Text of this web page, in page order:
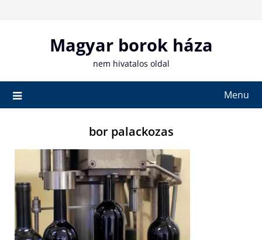
Magyar borok háza
nem hivatalos oldal
Menu
bor palackozas